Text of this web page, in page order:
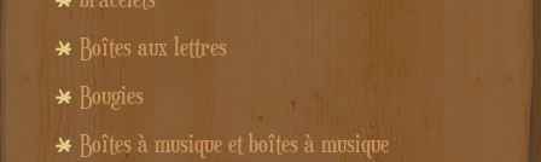
Boîtes aux lettres
Bougies
Boîtes à musique et boîtes à musique